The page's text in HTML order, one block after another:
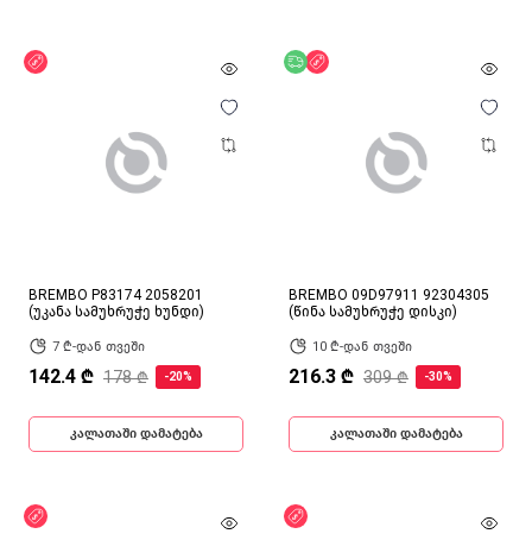
BREMBO P83174 2058201
(უკანა სამუხრუჭე ხუნდი)
7 ₾-დან თვეში
142.4 ₾ 178 ₾ -20%
კალათაში დამატება
უფასო მიწოდება
BREMBO 09D97911 92304305
(წინა სამუხრუჭე დისკი)
10 ₾-დან თვეში
216.3 ₾ 309 ₾ -30%
კალათაში დამატება